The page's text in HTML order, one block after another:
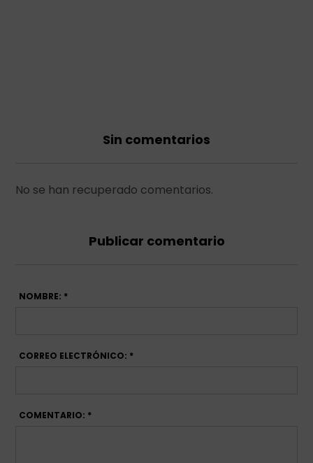
Sin comentarios
No se han recuperado comentarios.
Publicar comentario
NOMBRE: *
CORREO ELECTRÓNICO: *
COMENTARIO: *